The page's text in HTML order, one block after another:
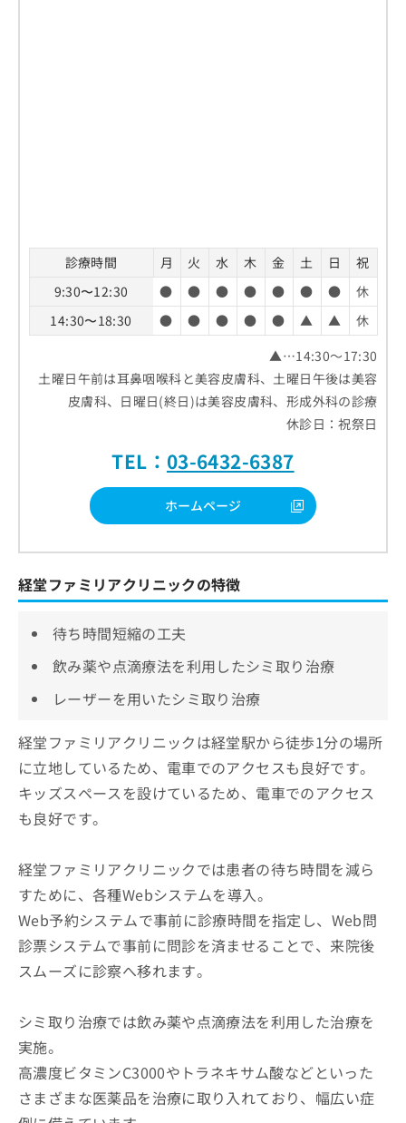
診療時間 月 火 水 木 金 土 日
祝
9:30〜12:30
● ● ● ● ● ● ●
休
14:30〜18:30
● ● ● ● ● ▲ ▲
休
▲…14:30～17:30
土曜日午前は耳鼻咽喉科と美容皮膚科、土曜日午後は美容
皮膚科、日曜日(終日)は美容皮膚科、形成外科の診療
休診日：祝祭日
TEL： 03-6432-6387
ホームページ
経堂ファミリアクリニックの特徴
待ち時間短縮の工夫
飲み薬や点滴療法を利用したシミ取り治療
レーザーを用いたシミ取り治療
経堂ファミリアクリニックは経堂駅から徒歩1分の場所
に立地しているため、電車でのアクセスも良好です。
キッズスペースを設けているため、電車でのアクセス
も良好です。
経堂ファミリアクリニックでは患者の待ち時間を減ら
すために、各種Webシステムを導入。
Web予約システムで事前に診療時間を指定し、Web問
診票システムで事前に問診を済ませることで、来院後
スムーズに診察へ移れます。
シミ取り治療では飲み薬や点滴療法を利用した治療を
実施。
高濃度ビタミンC3000やトラネキサム酸などといった
さまざまな医薬品を治療に取り入れており、幅広い症